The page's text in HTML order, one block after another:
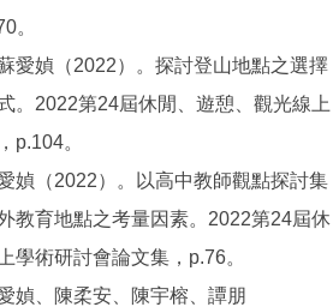
。
愛媜（2022）。探討登山地點之選擇
。2022第24屆休閒、遊憩、觀光線上
p.104。
媜（2022）。以高中教師觀點探討集
教育地點之考量因素。2022第24屆休
學術研討會論文集，p.76。
媜、陳柔安、陳宇榕、譚朋